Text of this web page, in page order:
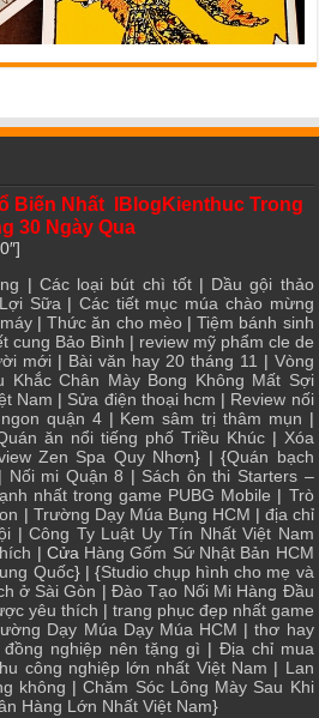
Biến Nhất IBlogKienthuc Trong
30 Ngày Qua
| Các loại bút chì tốt| Dầu gội thảo
Sữa| Các tiết mục múa chào mừng
|Thức ăn cho mèo|Tiệm bánh sinh
cung Bảo Bình | review mỹ phẩm cle de
mới| Bài văn hay 20 tháng 11 | Vòng
Khắc Chân Mày Bong Không Mất Sợi
Nam | Sửa điện thoại hcm | Review nối
quận 4| Kem sâm trị thâm mụn |
ăn nổi tiếng phố Triều Khúc| Xóa
Zen Spa Quy Nhơn} | {Quán bạch
| Nối mi Quận 8 | Sách ôn thi Starters –
nhất trong game PUBG Mobile | Trò
| Trường Dạy Múa Bụng HCM | địa chỉ
|Công Ty Luật Uy Tín Nhất Việt Nam
| Cửa Hàng Gốm Sứ Nhật Bản HCM
Quốc} | {Studio chụp hình cho mẹ và
ở Sài Gòn |Đào Tạo Nối Mi Hàng Đầu
yêu thích | trang phục đẹp nhất game
Dạy Múa Dạy Múa HCM |thơ hay
nghiệp nên tặng gì | Địa chỉ mua
công nghiệp lớn nhất Việt Nam | Lan
không |Chăm Sóc Lông Mày Sau Khi
Hàng Lớn Nhất Việt Nam}